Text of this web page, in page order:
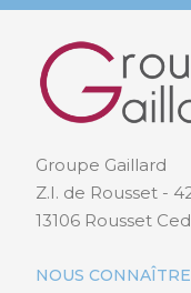
Groupe Gaillard
Z.I. de Rousset -
13106 Rousset
NOUS CONNAÎTRE